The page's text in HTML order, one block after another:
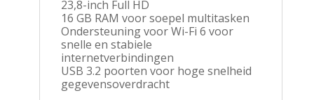
23,8-inch Full HD
16 GB RAM voor soepel multitasken
Ondersteuning voor Wi-Fi 6 voor
snelle en stabiele
internetverbindingen
USB 3.2 poorten voor hoge snelheid
gegevensoverdracht